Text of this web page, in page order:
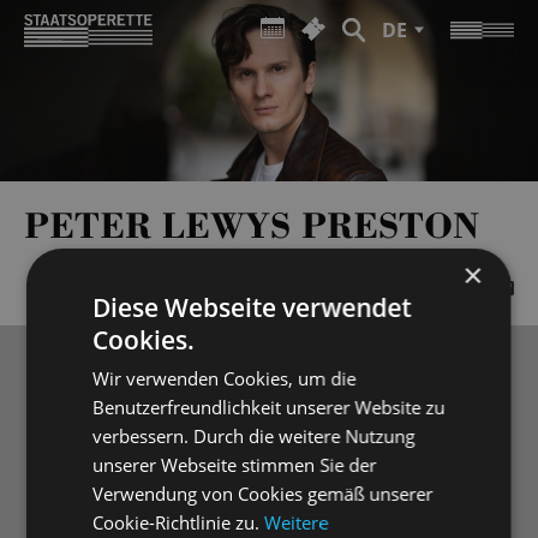
DE
PETER LEWYS PRESTON
×
Diese Webseite verwendet
Cookies.
Wir verwenden Cookies, um die
Benutzerfreundlichkeit unserer Website zu
verbessern. Durch die weitere Nutzung
unserer Webseite stimmen Sie der
Verwendung von Cookies gemäß unserer
Cookie-Richtlinie zu.Weitere